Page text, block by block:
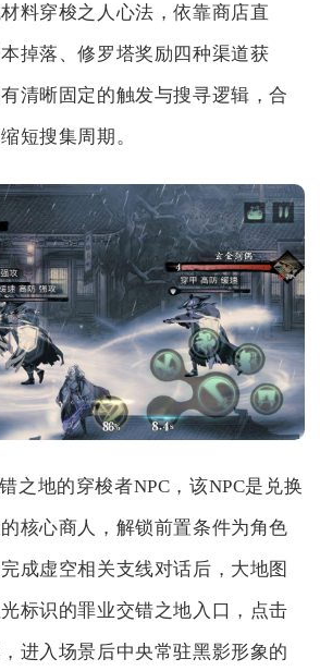
料穿梭之人心法，依靠商店直
掉落、修罗塔奖励四种渠道获
清晰固定的触发与搜寻逻辑，合
短搜集周期。
之地的穿梭者NPC，该NPC是兑换
核心商人，解锁前置条件为角色
成虚空相关支线对话后，大地图
标识的罪业交错之地入口，点击
进入场景后中央常驻黑影形象的